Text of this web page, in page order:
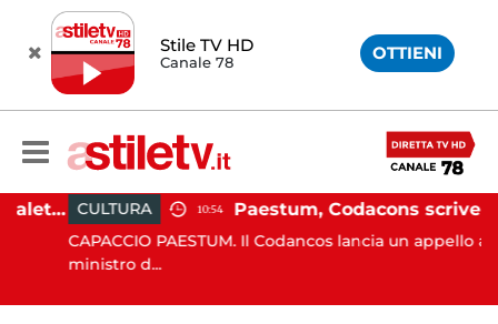
Stile TV HD
Canale 78 OTTIENI
Martina Carbonaro, braccialetto elettronico per i genitori della 14enne uccisa dall'ex CULTURA 10:54 Paestum, Codacons scrive al ministro Giuli: "Rilanciare scavi dell'Anfiteatro nell'area archeologica"
CAPACCIO PAESTUM. Il Codancos lancia un appello al
ministro d...